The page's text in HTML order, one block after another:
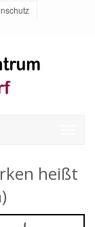
heißt